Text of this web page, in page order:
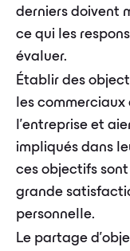
derniers doivent
ce qui les
évaluer.
Établir des
les
l'entreprise et
impliqués dans
ces objectifs
grande
personnelle.
Le partage